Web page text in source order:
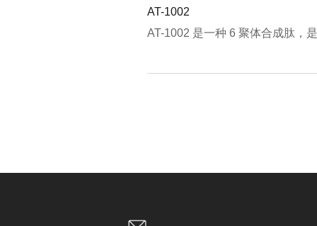
AT-1002
AT-1002 是一种 6 聚体合成肽，